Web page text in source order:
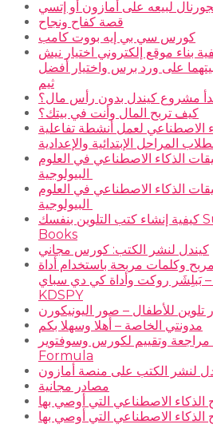
لبيعه على أمازون أو إتسي
قصة كفاح ونجاح
كورس سي بي إيه بووت كامب
بناء موقع إلكتروني اختيار نيش
على ورد برس واختيار أفضل
ثيم
مشروع كيندل بدون رأس مال؟
كيف تربح المال وأنت في بيتك؟
الاصطناعي لعمل أنشطة تفاعلية
المراحل الإبتدائية والإعدادية
الذكاء الاصطناعي في العلوم
الذكاء الاصطناعي في العلوم
كيفية إنشاء كتب التلوين بنفسك Super Simple Coloring
Books
كيندل لنشر الكتب: كورس مجاني
وكلمات مربحة باستخدام أداة
بَبلِشَر روكت وأداة كي دي سباي – Publisher Rocket &
KDSPY
للأطفال – صور اليونيكورن
مدونتي الخاصة – أهلا وسهلا بكم
مراجعة وتقييم لكورس وسوفتوير The Lockdown
Formula
لنشر الكتب على منصة أمازون
مصادر مجانية
الذكاء الاصطناعي التي أوصي بها
الذكاء الاصطناعي التي أوصي بها